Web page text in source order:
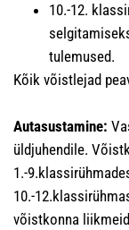
10.-12.
tulemused.
Kõik võistlejad
Autasustamine:
üldjuhendile.
1.-
10.-
võistkonna